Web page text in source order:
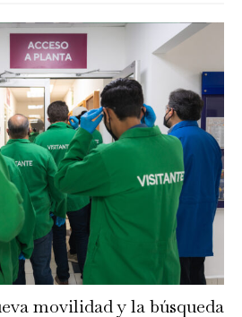
movilidad y la búsqueda